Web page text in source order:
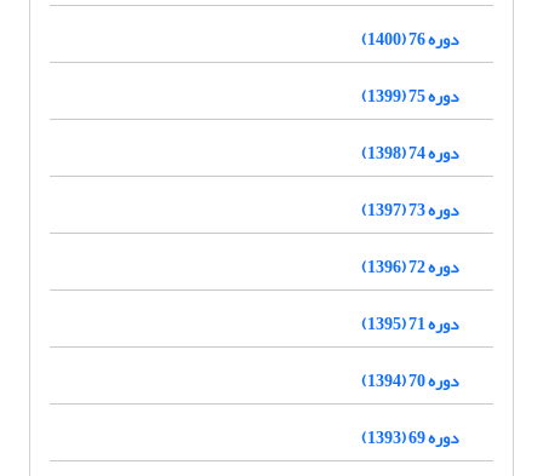
دوره 76 (1400)
دوره 75 (1399)
دوره 74 (1398)
دوره 73 (1397)
دوره 72 (1396)
دوره 71 (1395)
دوره 70 (1394)
دوره 69 (1393)